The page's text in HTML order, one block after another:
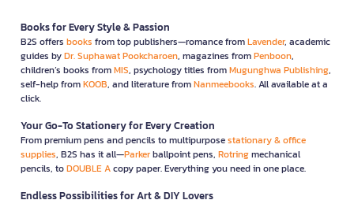
Books for Every Style & Passion
B2S offers books from top publishers—romance fromLavender, academic
guides byDr. Suphawat Pookcharoen, magazines fromPenboon,
children’s books fromMIS, psychology titles fromMugunghwa Publishing,
self-help fromKOOB, and literature fromNanmeebooks. All available at a
click.
Your Go-To Stationery for Every Creation
From premium pens and pencils to multipurposestationary & office
supplies, B2S has it all—Parkerballpoint pens, Rotringmechanical
pencils, toDOUBLE Acopy paper. Everything you need in one place.
Endless Possibilities for Art & DIY Lovers